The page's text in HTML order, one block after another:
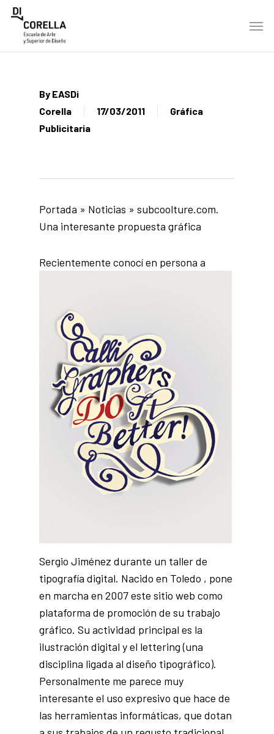
Skip
Menu
By EASDi
Corella
17/03/2011
Gráfica
Publicitaria
Portada » Noticias » subcoolture.com.
Una interesante propuesta gráfica
Recientemente conocí en persona a
Sergio Jiménez durante un taller de
tipografía digital. Nacido en Toledo , pone
en marcha en 2007 este sitio web como
plataforma de promoción de su trabajo
gráfico. Su actividad principal es la
ilustración digital y el lettering (una
disciplina ligada al diseño tipográfico).
Personalmente me parece muy
interesante el uso expresivo que hace de
las herramientas informáticas, que dotan